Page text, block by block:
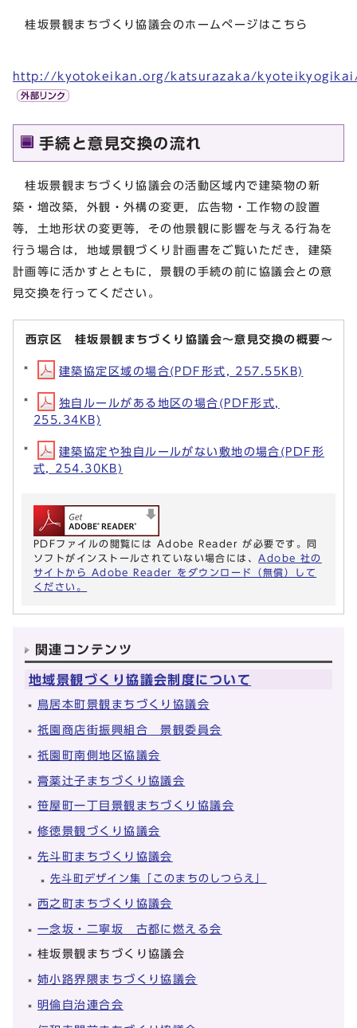
桂坂景観まちづくり協議会のホームページはこちら
http://kyotokeikan.org/katsurazaka/
手続と意見交換の流れ
桂坂景観まちづくり協議会の活動区域内で建築物の新
築・増改築，外観・外構の変更，広告物・工作物の設置
等，土地形状の変更等，その他景観に影響を与える行為を
行う場合は，地域景観づくり計画書をご覧いただき，建築
計画等に活かすとともに，景観の手続の前に協議会との意
見交換を行ってください。
西京区 桂坂景観まちづくり協議会～意見交換の概要～
建築協定区域の場合(PDF形式, 257.55KB)
独自ルールがある地区の場合(PDF形式,
255.34KB)
建築協定や独自ルールがない敷地の場合(PDF形
式, 254.30KB)
PDFファイルの閲覧には Adobe Reader が必要です。同
ソフトがインストールされていない場合には、 Adobe 社の
サイトから Adobe Reader をダウンロード（無償）して
ください。
関連コンテンツ
地域景観づくり協議会制度について
鳥居本町景観まちづくり協議会
祇園商店街振興組合 景観委員会
祇園町南側地区協議会
膏薬辻子まちづくり協議会
笹屋町一丁目景観まちづくり協議会
修徳景観づくり協議会
先斗町まちづくり協議会
先斗町デザイン集「このまちのしつらえ」
西之町まちづくり協議会
一念坂・二寧坂 古都に燃える会
桂坂景観まちづくり協議会
姉小路界隈まちづくり協議会
明倫自治連合会